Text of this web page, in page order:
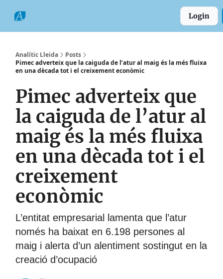
Login
Analític Lleida
Posts
Pimec adverteix que la caiguda de l’atur al maig és la més fluixa
en una dècada tot i el creixement econòmic
Pimec adverteix que
la caiguda de l’atur al
maig és la més fluixa
en una dècada tot i el
creixement
econòmic
L’entitat empresarial lamenta que l’atur
només ha baixat en 6.198 persones al
maig i alerta d’un alentiment sostingut en la
creació d’ocupació